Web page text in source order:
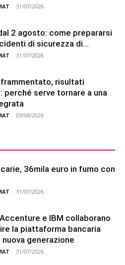
- 31/07/2026
2 agosto: come prepararsi
di sicurezza di...
- 31/07/2026
risultati
perché serve tornare a una
- 03/08/2026
36mila euro in fumo con
- 31/07/2026
e IBM collaborano
la piattaforma bancaria
generazione
- 31/07/2026